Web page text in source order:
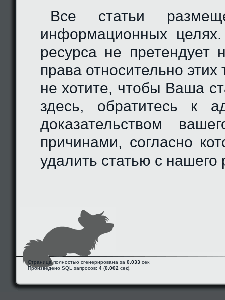
Все статьи
информационных
ресурса не претендует
права относительно
не хотите, чтобы Ваша
здесь, обратитесь к
доказательством
причинами, согласно
удалить статью с нашего
Страница полностью сгенерирована за 0.033 сек.
Произведено SQL запросов: 4 (0.002 сек).